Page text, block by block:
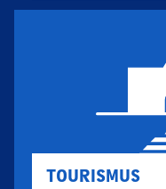
TOURISMUS